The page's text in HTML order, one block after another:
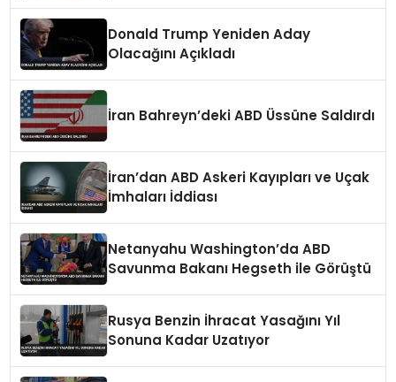
Donald Trump Yeniden Aday
Olacağını Açıkladı
İran Bahreyn’deki ABD Üssüne Saldırdı
İran’dan ABD Askeri Kayıpları ve Uçak
İmhaları İddiası
Netanyahu Washington’da ABD
Savunma Bakanı Hegseth ile Görüştü
Rusya Benzin İhracat Yasağını Yıl
Sonuna Kadar Uzatıyor